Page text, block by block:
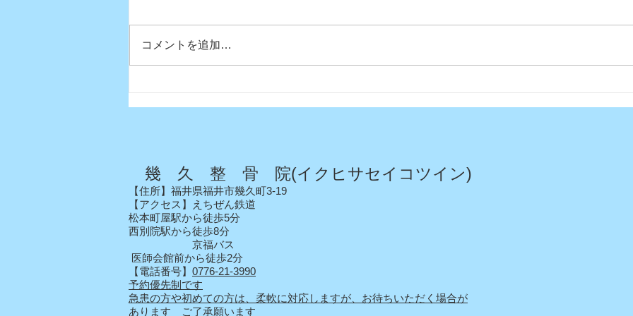
咲いてくれました〜
コメントを追加…
幾 久 整 骨 院(イクヒサセイコツイン)
【住所】福井県福井市幾久町3-19
【アクセス】えちぜん鉄道
松本町屋駅から徒歩5分
西別院駅から徒歩8分
京福バス
医師会館前から徒歩2分
【電話番号】 0776-21-3990
予約優先制です
急患の方や初めての方は、柔軟に対応しますが、お待ちいただく場合が
あります ご了承願います